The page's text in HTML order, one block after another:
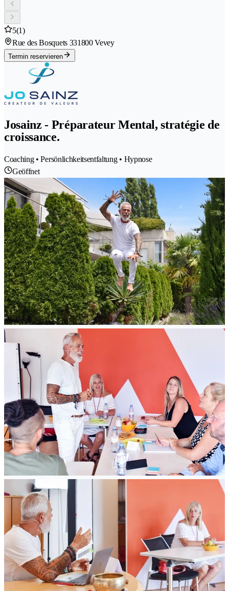
5(1)
Rue des Bosquets 331800 Vevey
Termin reservieren
Josainz - Préparateur Mental, stratégie de
croissance.
Coaching • Persönlichkeitsentfaltung • Hypnose
Geöffnet